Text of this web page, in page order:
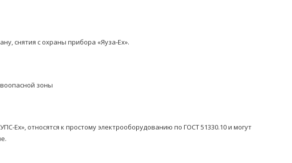
снятия с охраны прибора «Яуза‑Ех».
зоны
Ех», относятся к простому электрооборудованию по ГОСТ 51330.10 и могут